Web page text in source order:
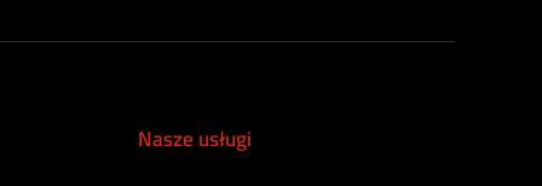
Nasze usługi